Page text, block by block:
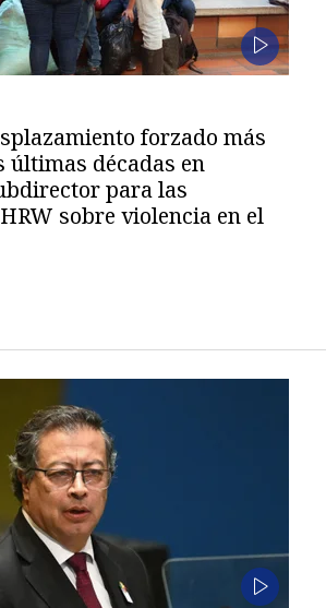
forzado más
últimas décadas en
para las
sobre violencia en el